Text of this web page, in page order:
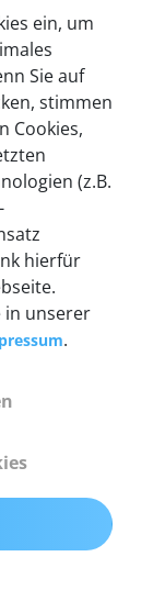
stecken
in Zukunft
Standort in
vertrauen
und
&
ein, um
Sie auf
stimmen
Cookies,
(z.B.
hierfür
in unserer
.